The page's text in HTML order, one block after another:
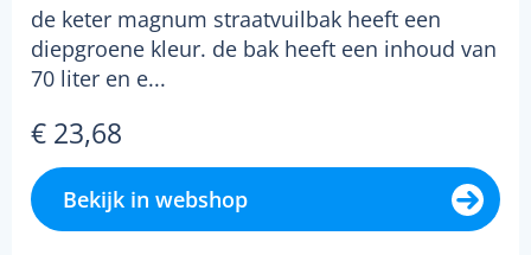
de keter magnum straatvuilbak heeft een
diepgroene kleur. de bak heeft een inhoud van
70 liter en e...
€ 23,68
Bekijk in webshop